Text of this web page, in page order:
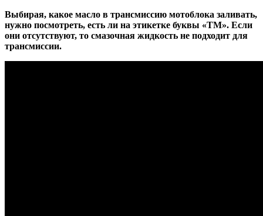
Выбирая, какое масло в трансмиссию мотоблока заливать,
нужно посмотреть, есть ли на этикетке буквы «ТМ». Если
они отсутствуют, то смазочная жидкость не подходит для
трансмиссии.